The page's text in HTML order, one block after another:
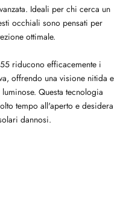
Ideali per chi cerca un
occhiali sono pensati per
ottimale.
riducono efficacemente i
offrendo una visione nitida e
Questa tecnologia
tempo all'aperto e desidera
dannosi.